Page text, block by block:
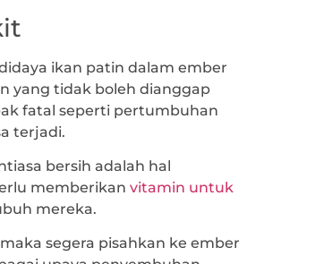
ikan patin dalam ember
yang tidak boleh dianggap
fatal seperti pertumbuhan
terjadi.
bersih adalah hal
memberikan vitamin untuk
mereka.
segera pisahkan ke ember